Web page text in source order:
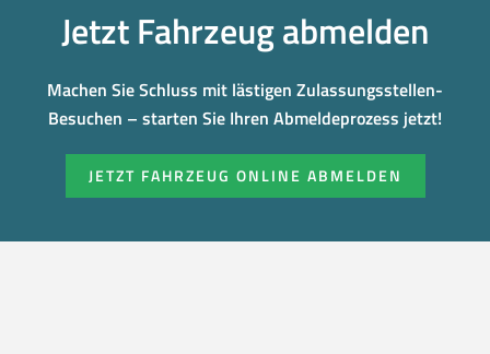
Jetzt Fahrzeug abmelden
Machen Sie Schluss mit lästigen Zulassungsstellen-
Besuchen – starten Sie Ihren Abmeldeprozess jetzt!
JETZT FAHRZEUG ONLINE ABMELDEN